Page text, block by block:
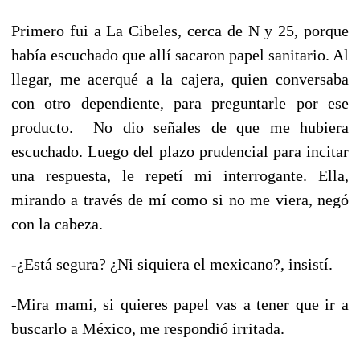
Primero fui a La Cibeles, cerca de N y 25, porque
había escuchado que allí sacaron papel sanitario. Al
llegar, me acerqué a la cajera, quien conversaba
con otro dependiente, para preguntarle por ese
producto. No dio señales de que me hubiera
escuchado. Luego del plazo prudencial para incitar
una respuesta, le repetí mi interrogante. Ella,
mirando a través de mí como si no me viera, negó
con la cabeza.
-¿Está segura? ¿Ni siquiera el mexicano?, insistí.
-Mira mami, si quieres papel vas a tener que ir a
buscarlo a México, me respondió irritada.